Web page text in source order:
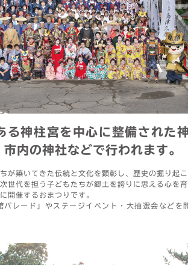
る神柱宮を中心に整備された
内の神社などで行われます。
が築いてきた伝統と文化を顕彰し、歴史の掘り起
世代を担う子どもたちが郷土を誇りに思える心を
開催するおまつりです。
パレード」やステージイベント・大抽選会などを